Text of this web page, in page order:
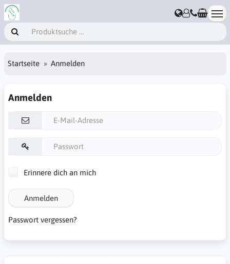
Startseite Anmelden
Anmelden
Erinnere dich an mich
Anmelden
Passwort vergessen?